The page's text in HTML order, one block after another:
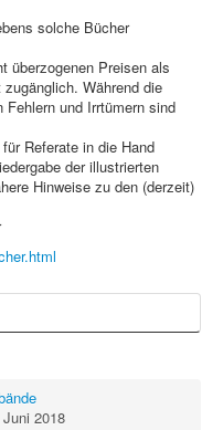
solche Bücher
überzogenen Preisen als
Während die
und Irrtümern sind
Referate in die Hand
der illustrierten
Hinweise zu den (derzeit)
Juni 2018